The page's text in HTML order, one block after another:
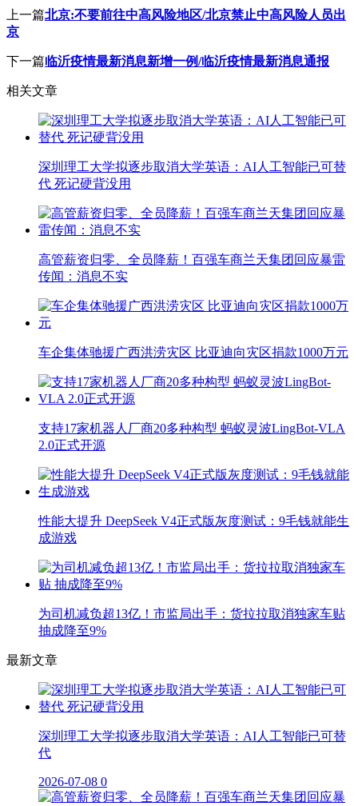
上一篇北京:不要前往中高风险地区/北京禁止中高风险人员出
京
下一篇临沂疫情最新消息新增一例/临沂疫情最新消息通报
相关文章
深圳理工大学拟逐步取消大学英语：AI人工智能已可替
代 死记硬背没用
高管薪资归零、全员降薪！百强车商兰天集团回应暴雷
传闻：消息不实
车企集体驰援广西洪涝灾区 比亚迪向灾区捐款1000万元
支持17家机器人厂商20多种构型 蚂蚁灵波LingBot-VLA
2.0正式开源
性能大提升 DeepSeek V4正式版灰度测试：9毛钱就能生
成游戏
为司机减负超13亿！市监局出手：货拉拉取消独家车贴
抽成降至9%
最新文章
深圳理工大学拟逐步取消大学英语：AI人工智能已可替
代
2026-07-08 0